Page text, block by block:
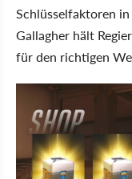
Schlüsselfaktoren
Gallagher hält
für den richtigen